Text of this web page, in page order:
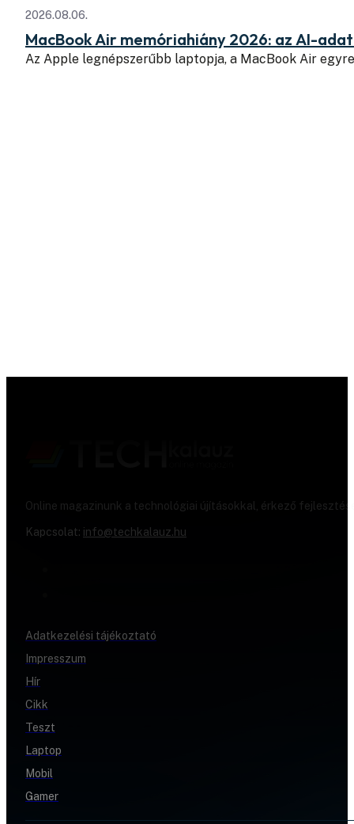
2026.08.06.
MacBook Air memóriahiány 2026: az AI-
Az Apple legnépszerűbb laptopja, a MacBook Air
Online magazinunk a technológiai újításokkal, érkező
Kapcsolat: info@techkalauz.hu
Adatkezelési tájékoztató
Impresszum
Hír
Cikk
Teszt
Laptop
Mobil
Gamer